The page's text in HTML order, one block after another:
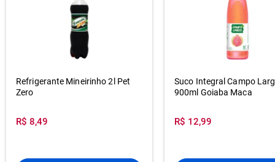
Refrigerante Mineirinho 2l Pet
Zero
R$ 8,49
Suco Integral Campo
900ml Goiaba Maca
R$ 12,99